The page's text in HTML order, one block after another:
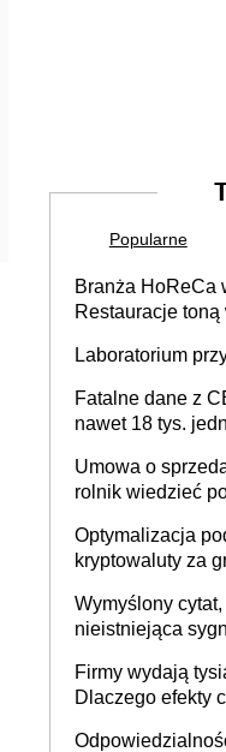
Popularne
Branża HoReCa
Restauracje toną
Laboratorium
Fatalne dane z
nawet 18 tys.
Umowa o
rolnik wiedzieć
Optymalizacja
kryptowaluty za
Wymyślony
nieistniejąca
firmie
Firmy wydają
Dlaczego efekty